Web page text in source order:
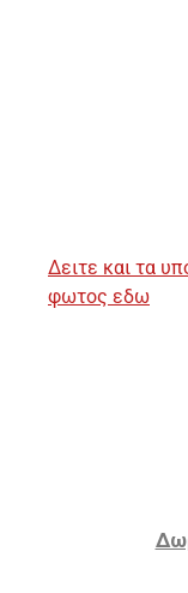
Δειτε και τα
φωτος εδω